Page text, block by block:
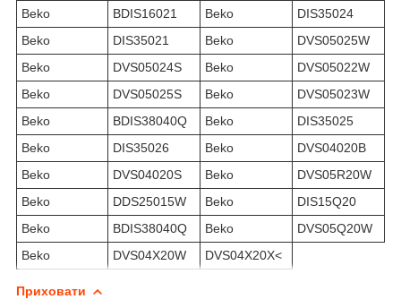
Beko
BDIS16021 Beko
DIS35024
Beko
DIS35021 Beko
DVS05025W
Beko
DVS05024S Beko
DVS05022W
Beko
DVS05025S Beko
DVS05023W
Beko
BDIS38040Q Beko
DIS35025
Beko
DIS35026 Beko
DVS04020B
Beko
DVS04020S Beko
DVS05R20W
Beko
DDS25015W Beko
DIS15Q20
Beko
BDIS38040Q Beko
DVS05Q20W
Beko
DVS04X20W DVS04X20X<
Приховати